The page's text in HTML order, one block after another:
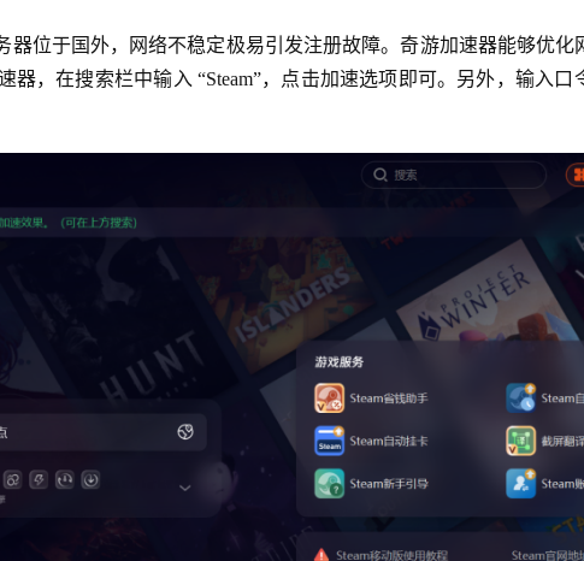
器位于国外，网络不稳定极易引发注册故障。奇游加速器能够优化
，在搜索栏中输入 “Steam”，点击加速选项即可。另外，输入口